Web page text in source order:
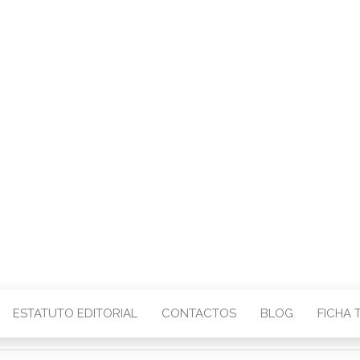
ESTATUTO EDITORIAL CONTACTOS BLOG FICHA